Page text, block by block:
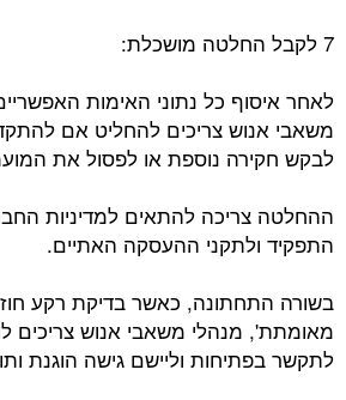
7 לקבל החלטה מושכלת:
לאחר איסוף כל נתוני האימות
משאבי אנוש צריכים להחליט אם
לבקש חקירה נוספת או לפסול את
ההחלטה צריכה להתאים למדיניות
התפקיד ולתקני ההעסקה האתיים.
בשורה התחתונה, כאשר בדיקת רקע
מאומתת', מנהלי משאבי אנוש צריכים
לתקשר בפתיחות וליישם גישה הוגנת